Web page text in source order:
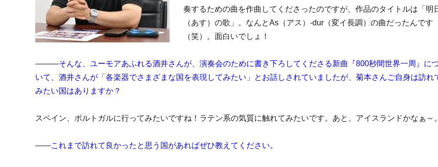
奏するための曲を作曲してくださったのですが、作品のタイトルは「明
（あす）の歌」。なんとAs（アス）-dur（変イ長調）の曲だったんです
（笑）。面白いでしょ！
―――そんな、ユーモアあふれる酒井さんが、演奏会のために書き下ろしてくださる新曲『800秒間世界一周』に
いて、酒井さんが「各楽器でさまざまな国を表現してみたい」とお話しされていましたが、菊本さんご自身は訪れ
みたい国はありますか？
スペイン、ポルトガルに行ってみたいですね！ラテン系の気質に触れてみたいです。あと、アイスランドかなぁ～。
――これまで訪れて良かったと思う国があればぜひ教えてください。